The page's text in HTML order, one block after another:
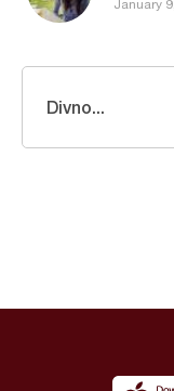
January
Divno...